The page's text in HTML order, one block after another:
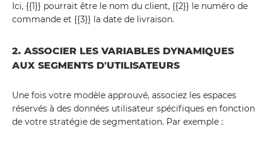
Ici, {{1}} pourrait être le nom du client, {{2}} le numéro de
commande et {{3}} la date de livraison.
2. ASSOCIER LES VARIABLES DYNAMIQUES
AUX SEGMENTS D'UTILISATEURS
Une fois votre modèle approuvé, associez les espaces
réservés à des données utilisateur spécifiques en fonction
de votre stratégie de segmentation. Par exemple :